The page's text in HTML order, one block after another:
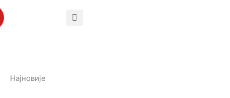
Најновије